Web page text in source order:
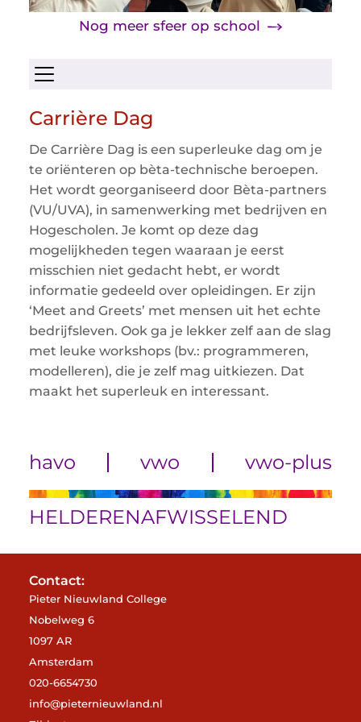
Nog meer sfeer op school
Carrière Dag
De Carrière Dag is een superleuke dag om je
te oriënteren op bèta-technische beroepen.
Het wordt georganiseerd door Bèta-partners
(VU/UVA), in samenwerking met bedrijven en
Hogescholen. Je komt op deze dag
mogelijkheden tegen waaraan je eerst
misschien niet gedacht hebt, er wordt
informatie gedeeld over opleidingen. Er zijn
‘Meet and Greets’ met mensen uit het echte
bedrijfsleven. Ook ga je lekker zelf aan de slag
met leuke workshops (bv.: programmeren,
modelleren), die je zelf mag uitkiezen. Dat
maakt het superleuk en interessant.
Menu openen/sluiten
havo vwo vwo-plus
HELDERENAFWISSELEND
Contact:
Pieter Nieuwland College
Nobelweg 6
1097 AR
Amsterdam
020-6654730
info@pieternieuwland.nl